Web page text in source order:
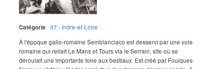
Catégorie
37 - Indre-et-Loire
À l'époque gallo-romaine Semblanciaco est desservi par une voie
romaine qui reliait Le Mans et Tours via le Serrain, site où se
déroulait une importante foire aux bestiaux. Est créé par Foulques